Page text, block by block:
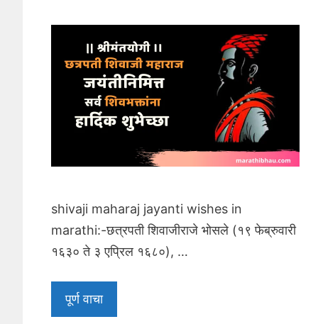
shivaji maharaj jayanti wishes in
marathi:-छत्रपती शिवाजीराजे भोसले (१९ फेब्रुवारी
१६३० ते ३ एप्रिल १६८०), …
पूर्ण वाचा